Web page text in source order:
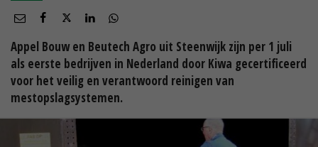
Appel Bouw en Beutech Agro uit Steenwijk zijn per 1 juli
als eerste bedrijven in Nederland door Kiwa gecertificeerd
voor het veilig en verantwoord reinigen van
mestopslagsystemen.